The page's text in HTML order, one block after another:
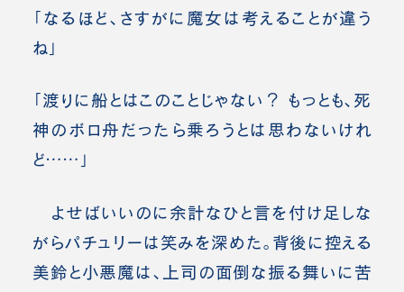
「なるほど、さすがに魔女は考えることが違う
ね」
「渡りに船とはこのことじゃない？ もっとも、死
神のボロ舟だったら乗ろうとは思わないけれ
ど……」
よせばいいのに余計なひと言を付け足しな
がらパチュリーは笑みを深めた。背後に控える
美鈴と小悪魔は、上司の面倒な振る舞いに苦